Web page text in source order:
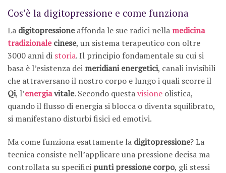
Cos’è la digitopressione e come funziona
La digitopressioneaffonda le sue radici nella medicina
tradizionalecinese, un sistema terapeutico con oltre
3000 anni di storia. Il principio fondamentale su cui si
basa è l’esistenza dei meridiani energetici, canali invisibili
che attraversano il nostro corpo e lungo i quali scorre il
Qi, l’energiavitale. Secondo questavisione olistica,
quando il flusso di energia si blocca o diventa squilibrato,
si manifestano disturbi fisici ed emotivi.
Ma come funziona esattamente la digitopressione? La
tecnica consiste nell’applicare una pressione decisa ma
controllata su specifici punti pressione corpo, gli stessi